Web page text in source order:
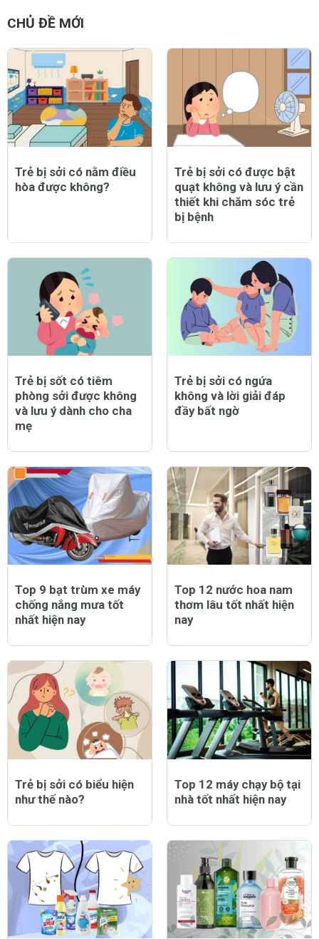
CHỦ ĐỀ MỚI
Trẻ bị sởi có nằm điều
hòa được không?
Trẻ bị sởi có được bật
quạt không và lưu ý cần
thiết khi chăm sóc trẻ
bị bệnh
Trẻ bị sốt có tiêm
phòng sởi được không
và lưu ý dành cho cha
mẹ
Trẻ bị sởi có ngứa
không và lời giải đáp
đầy bất ngờ
Top 9 bạt trùm xe máy
chống nắng mưa tốt
nhất hiện nay
Top 12 nước hoa nam
thơm lâu tốt nhất hiện
nay
Trẻ bị sởi có biểu hiện
như thế nào?
Top 12 máy chạy bộ tại
nhà tốt nhất hiện nay